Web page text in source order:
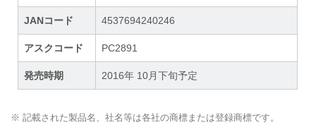
JANコード 4537694240246
アスクコード PC2891
発売時期 2016年 10月下旬予定
※ 記載された製品名、社名等は各社の商標または登録商標です。